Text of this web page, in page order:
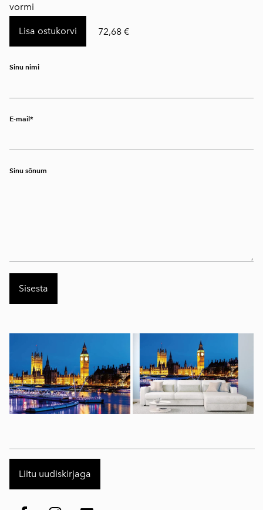
vormi
Lisa ostukorvi 72,68 €
Sinu nimi
E-mail
Sinu sõnum
Liitu uudiskirjaga